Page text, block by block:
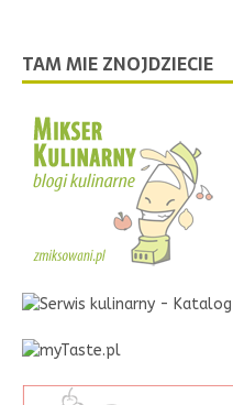
TAM MIE ZNOJDZIECIE